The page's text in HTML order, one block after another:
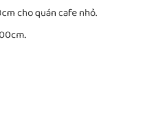
cho quán cafe nhỏ.